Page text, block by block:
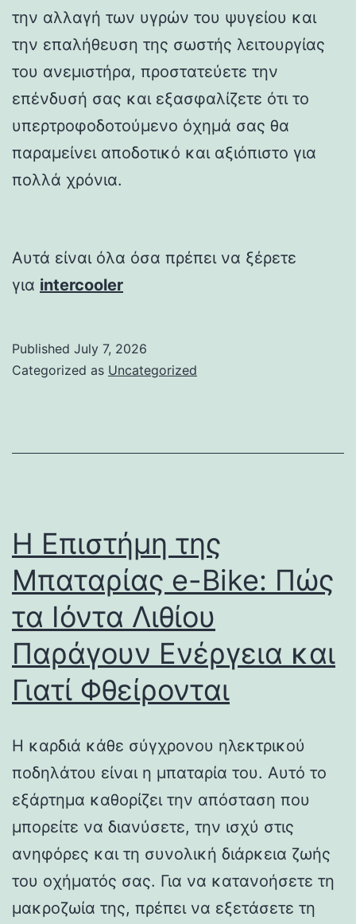
την αλλαγή των υγρών του ψυγείου και
την επαλήθευση της σωστής λειτουργίας
του ανεμιστήρα, προστατεύετε την
επένδυσή σας και εξασφαλίζετε ότι το
υπερτροφοδοτούμενο όχημά σας θα
παραμείνει αποδοτικό και αξιόπιστο για
πολλά χρόνια.
Αυτά είναι όλα όσα πρέπει να ξέρετε
για intercooler
Published July 7, 2026
Categorized as Uncategorized
Η Επιστήμη της
Μπαταρίας e-Bike: Πώς
τα Ιόντα Λιθίου
Παράγουν Ενέργεια και
Γιατί Φθείρονται
Η καρδιά κάθε σύγχρονου ηλεκτρικού
ποδηλάτου είναι η μπαταρία του. Αυτό το
εξάρτημα καθορίζει την απόσταση που
μπορείτε να διανύσετε, την ισχύ στις
ανηφόρες και τη συνολική διάρκεια ζωής
του οχήματός σας. Για να κατανοήσετε τη
μακροζωία της, πρέπει να εξετάσετε τη